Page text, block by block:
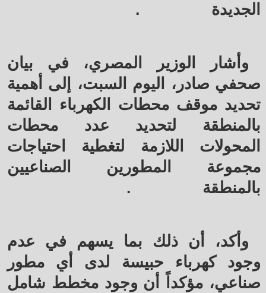
الجديدة
.
وأشار الوزير المصري، في بيان
صحفي صادر، اليوم السبت، إلى أهمية
تحديد موقف محطات الكهرباء القائمة
بالمنطقة لتحديد عدد محطات
المحولات اللازمة لتغطية احتياجات
مجموعة المطورين الصناعيين
بالمنطقة
.
وأكد، أن ذلك بما يسهم في عدم
وجود كهرباء حبيسة لدى أي مطور
صناعي، مؤكداً أن وجود مخطط شامل